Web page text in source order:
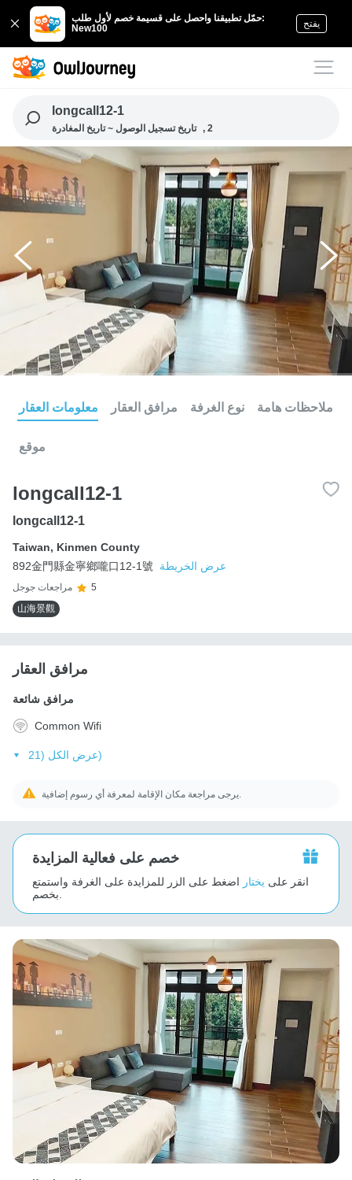
حمّل تطبيقنا واحصل على قسيمة خصم لأول طلب:
New100
يفتح
longcall12-1
تاريخ تسجيل الوصول ~ تاريخ المغادرة , 2
معلومات العقار مرافق العقار نوع الغرفة ملاحظات هامة
موقع
longcall12-1
longcall12-1
Taiwan, Kinmen County
892金門縣金寧鄉嚨口12-1號
عرض الخريطة
مراجعات جوجل
5
山海景觀
مرافق العقار
مرافق شائعة
Common Wifi
عرض الكل (21)
خصم على فعالية المزايدة
انقر على يختار اضغط على الزر للمزايدة على الغرفة واستمتع